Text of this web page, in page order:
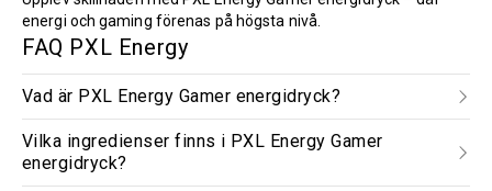
energi och gaming förenas på högsta nivå.
FAQ PXL Energy
Vad är PXL Energy Gamer energidryck?
Vilka ingredienser finns i PXL Energy Gamer
energidryck?